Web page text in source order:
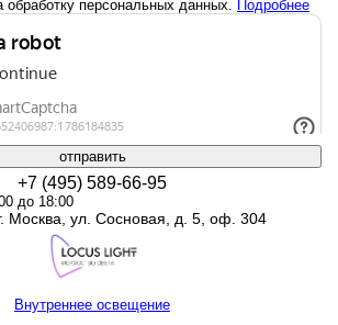
персональных данных. Подробнее
отправить
+7 (495) 589-66-95
до 18:00
Москва, ул. Сосновая, д. 5, оф. 304
Внутреннее освещение